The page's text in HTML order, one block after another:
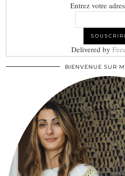
Entrez votre
Delivered by
BIENVENUE SUR